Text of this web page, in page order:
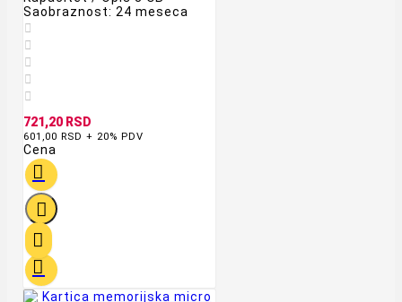
Saobraznost: 24 meseca





721,20 RSD
601,00 RSD + 20% PDV
Cena



